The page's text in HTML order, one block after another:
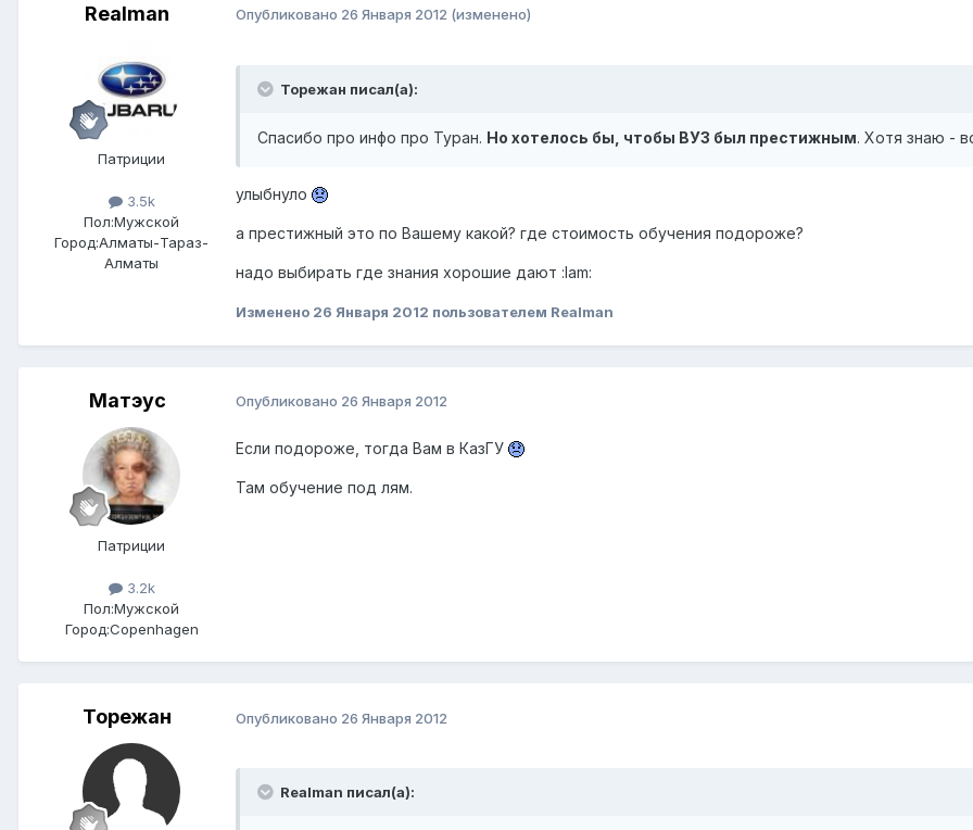
Realman
Патриции
3.5k
Пол:Мужской
Город:Алматы-Тараз-
Алматы
Опубликовано 26 Января 2012 (изменено)
Торежан писал(а):
Спасибо про инфо про Туран. Но хотелось бы, чтобы ВУЗ был престижным. Хотя знаю -
улыбнуло
а престижный это по Вашему какой? где стоимость обучения подороже?
надо выбирать где знания хорошие дают :lam:
Изменено 26 Января 2012 пользователем Realman
Матэус
Патриции
3.2k
Пол:Мужской
Город:Copenhagen
Опубликовано 26 Января 2012
Если подороже, тогда Вам в КазГУ
Там обучение под лям.
Торежан Опубликовано 26 Января 2012
Realman писал(а):